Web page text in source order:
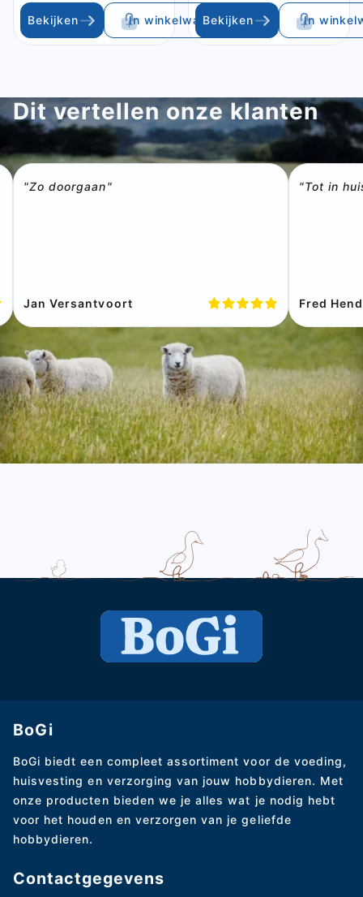
Bekijken In winkelwagenBekijken In
Dit vertellen onze klanten
"Zo doorgaan"
Jan Versantvoort
"Tot in
Fred
BoGi
BoGi biedt een compleet assortiment voor de voeding,
huisvesting en verzorging van jouw hobbydieren. Met
onze producten bieden we je alles wat je nodig hebt
voor het houden en verzorgen van je geliefde
hobbydieren.
Contactgegevens